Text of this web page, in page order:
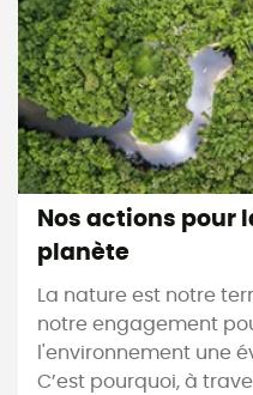
Nos actions pour
planète
La nature est notre
notre engagement
l'environnement une
C’est pourquoi, à